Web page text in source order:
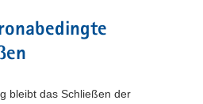
bleibt das Schließen der